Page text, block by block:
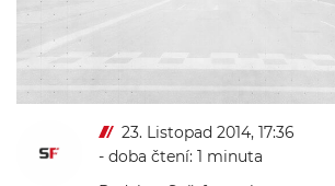
23. Listopad 2014, 17:36
- doba čtení: 1 minuta